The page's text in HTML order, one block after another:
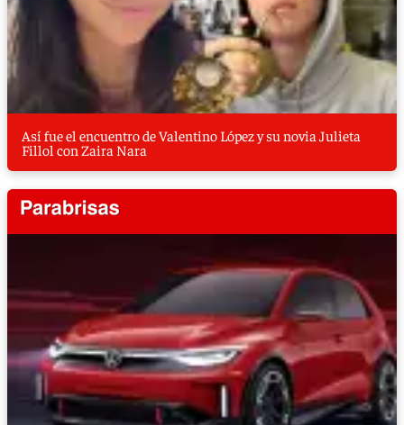
Así fue el encuentro de Valentino López y su novia Julieta
Fillol con Zaira Nara